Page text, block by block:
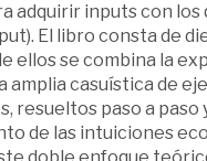
adquirir inputs con los
El libro consta de
ellos se combina la
amplia casuística de
resueltos paso a paso
de las intuiciones